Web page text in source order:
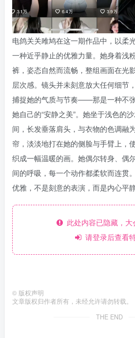
电鸽关关雎鸠在这一期作品中，以柔
一种近乎静止的优雅力量。她身着浅
裤，姿态自然而流畅，整组画面在光
层次感。镜头并未刻意放大任何细节
捕捉她的气质与节奏——那是一种不
她自己的“安静之美”。她坐于浅色的
间，长发垂落肩头，与衣物的色调融
帘，淡淡地打在她的侧脸与手臂上，
织成一幅温暖的画。她偶尔转身、偶
间的呼吸，每一个动作都柔软而连贯
优雅，不是刻意的表演，而是内心平
此处内容已隐藏，大
请登录后查看
© 版权声明
文章版权归作者所有，未经允许请勿转载。
THE END